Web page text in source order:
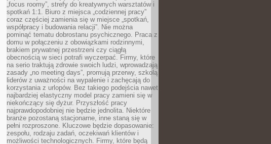
„focus roomy”, strefy do kreatywnych warsztatów i
spotkań 1:1. Biuro z miejsca „codziennej pracy”
coraz częściej zamienia się w miejsce „spotkań,
współpracy i budowania relacji”. Nie można
pominąć tematu dobrostanu psychicznego. Praca z
domu w połączeniu z obowiązkami rodzinnymi,
brakiem prywatnej przestrzeni czy ciągłą
obecnością w sieci potrafi wyczerpać. Firmy, które
na serio traktują zdrowie swoich ludzi, wprowadzają
zasady „no meeting days”, promują przerwy, szkolą
liderów z uważności na wypalenie i zachęcają do
korzystania z urlopów. Bez takiego podejścia nawet
najbardziej elastyczny model pracy zamieni się w
niekończący się dyżur. Przyszłość pracy
najprawdopodobniej nie będzie jednolita. Niektóre
branże pozostaną stacjonarne, inne staną się w
pełni rozproszone. Kluczowe będzie dopasowanie:
zespołu, rodzaju zadań, oczekiwań klientów i
możliwości technologicznych. Firmy, które będą